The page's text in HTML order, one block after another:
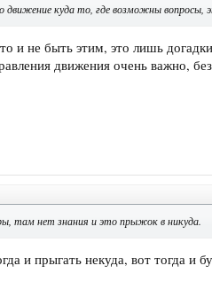
движение куда то, где возможны вопросы,
и не быть этим, это лишь
движения очень важно,
там нет знания и это прыжок в никуда.
и прыгать некуда, вот тогда и